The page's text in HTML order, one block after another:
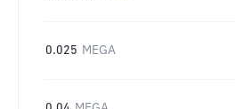
0.025 MEGA